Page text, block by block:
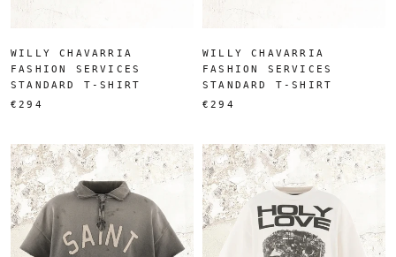
WILLY CHAVARRIA
FASHION SERVICES
STANDARD T-SHIRT
€294
WILLY CHAVARRIA
FASHION SERVICES
STANDARD T-SHIRT
€294